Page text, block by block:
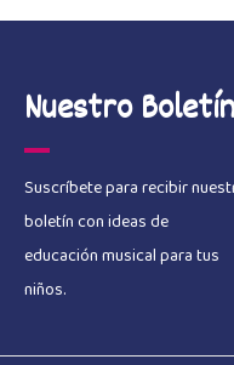
Nuestro Boletín
Suscríbete para recibir
boletín con ideas de
educación musical para tus
niños.